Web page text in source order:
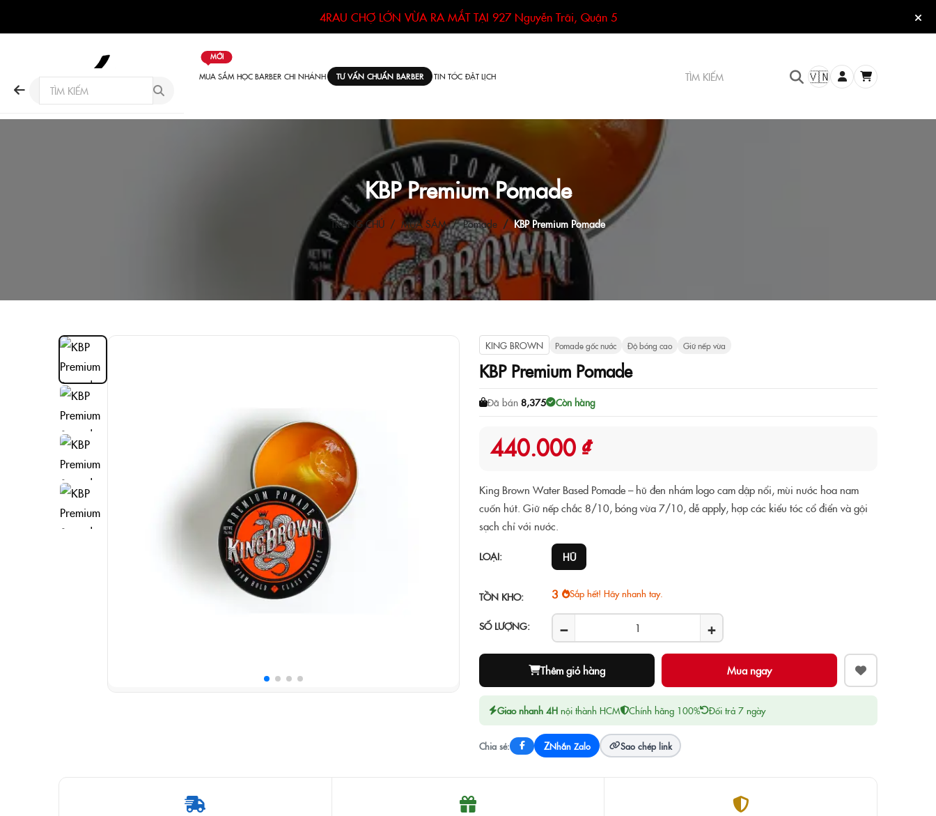
4RAU CHỢ LỚN VỪA RA MẮT TẠI 927 Nguyễn Trãi, Quận 5
MUA SẮM
MỚI
HỌC BARBER CHI NHÁNH TƯ VẤN CHUẨN BARBER TIN TÓC ĐẶT LỊCH 🇻🇳
KBP Premium Pomade
TRANG CHỦ MUA SẮM Pomade KBP Premium Pomade
KING BROWN Pomade gốc nước Độ bóng cao Giữ nếp vừa
KBP Premium Pomade
Đã bán 8,375 Còn hàng
440.000 ₫
King Brown Water Based Pomade – hũ đen nhám logo cam dập nổi, mùi nước hoa nam
cuốn hút. Giữ nếp chắc 8/10, bóng vừa 7/10, dễ apply, hợp các kiểu tóc cổ điển và gội
sạch chỉ với nước.
LOẠI: HŨ
TỒN KHO: 3 Sắp hết! Hãy nhanh tay.
SỐ LƯỢNG: − +
Thêm giỏ hàng
Giao nhanh 4H nội thành HCM Chính hãng 100% Đổi trả 7 ngày
Chia sẻ: ZNhắn Zalo Sao chép link